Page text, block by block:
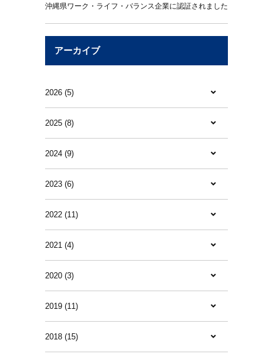
沖縄県ワーク・ライフ・バランス企業に認証されました
アーカイブ
2026 (5)
2025 (8)
2024 (9)
2023 (6)
2022 (11)
2021 (4)
2020 (3)
2019 (11)
2018 (15)